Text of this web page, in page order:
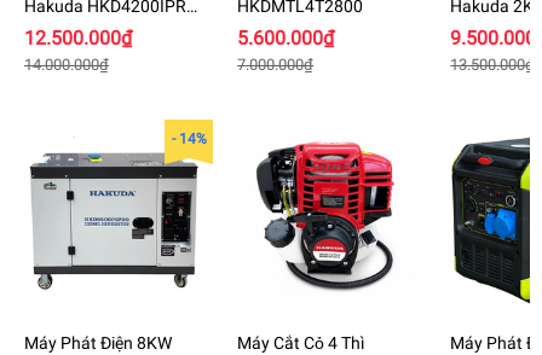
Hakuda HKD4200IPRO
Siêu Cách Âm
12.500.000₫
14.000.000₫
HKDMTL4T2800
5.600.000₫
7.000.000₫
Hakuda
13.500.000₫
- 14%
Máy Phát Điện 8KW
Máy Cắt Cỏ 4 Thì
Máy Phát